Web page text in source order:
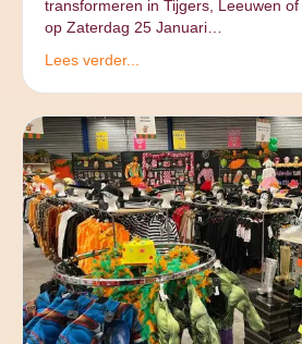
transformeren in Tijgers, Leeuwen
op Zaterdag 25 Januari…
Lees verder...